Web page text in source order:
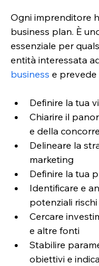
Ogni imprenditore
business plan. È
essenziale per
entità interessata
business e prevede
Definire la tua
Chiarire il
e della
Delineare la
marketing
Definire la tua
Identificare e
potenziali rischi
Cercare
e altre fonti
Stabilire
obiettivi e